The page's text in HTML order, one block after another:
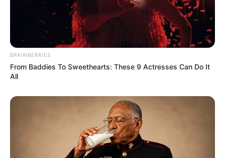
POPULAR TOPICS
Featured
Δολοφονία
Βόλος Θέματα
BRAINBERRIES
From Baddies To Sweethearts: These 9 Actresses Can Do It
All